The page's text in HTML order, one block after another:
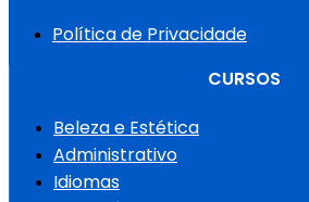
Política de Privacidade
CURSOS
Beleza e Estética
Administrativo
Idiomas